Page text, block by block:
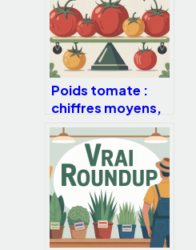
Poids tomate :
chiffres moyens,
rendements et
conseils pratiques